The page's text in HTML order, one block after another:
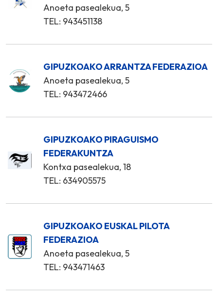
Anoeta pasealekua, 5
TEL: 943451138
GIPUZKOAKO ARRANTZA FEDERAZIOA
Anoeta pasealekua, 5
TEL: 943472466
GIPUZKOAKO PIRAGUISMO
FEDERAKUNTZA
Kontxa pasealekua, 18
TEL: 634905575
GIPUZKOAKO EUSKAL PILOTA
FEDERAZIOA
Anoeta pasealekua, 5
TEL: 943471463